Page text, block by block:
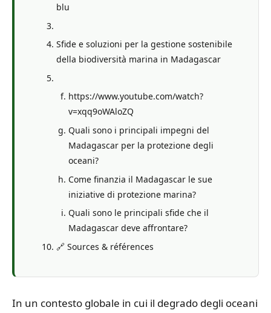
blu
Sfide e soluzioni per la gestione sostenibile
della biodiversità marina in Madagascar
https://www.youtube.com/watch?
v=xqq9oWAloZQ
Quali sono i principali impegni del
Madagascar per la protezione degli
oceani?
Come finanzia il Madagascar le sue
iniziative di protezione marina?
Quali sono le principali sfide che il
Madagascar deve affrontare?
🔗 Sources & références
In un contesto globale in cui il degrado degli oceani